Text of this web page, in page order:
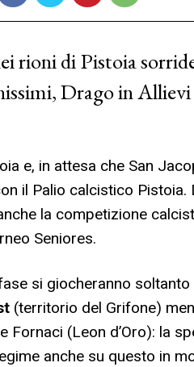
rioni di Pistoia
Drago in
e, in attesa che San
il Palio calcistico
la competizione
Seniores.
si giocheranno
(territorio del Grifone)
Fornaci (Leon d’Oro): la
anche su questo in